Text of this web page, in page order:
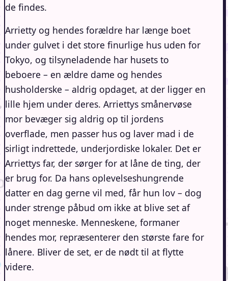
de findes.
Arrietty og hendes forældre har længe boet
under gulvet i det store finurlige hus uden for
Tokyo, og tilsyneladende har husets to
beboere – en ældre dame og hendes
husholderske – aldrig opdaget, at der ligger en
lille hjem under deres. Arriettys smånervøse
mor bevæger sig aldrig op til jordens
overflade, men passer hus og laver mad i de
sirligt indrettede, underjordiske lokaler. Det er
Arriettys far, der sørger for at låne de ting, der
er brug for. Da hans oplevelseshungrende
datter en dag gerne vil med, får hun lov – dog
under strenge påbud om ikke at blive set af
noget menneske. Menneskene, formaner
hendes mor, repræsenterer den største fare for
lånere. Bliver de set, er de nødt til at flytte
videre.